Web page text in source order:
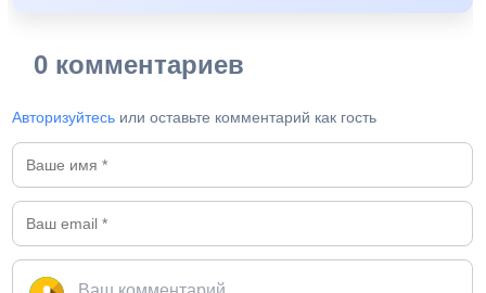
0 комментариев
Авторизуйтесь или оставьте комментарий как гость